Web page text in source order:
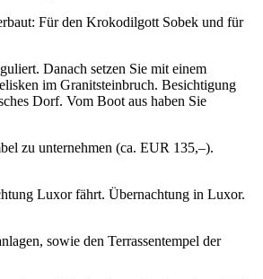
Für den Krokodilgott Sobek und für
Danach setzen Sie mit einem
im Granitsteinbruch. Besichtigung
Dorf. Vom Boot aus haben Sie
zu unternehmen (ca. EUR 135,–).
Luxor fährt. Übernachtung in Luxor.
sowie den Terrassentempel der